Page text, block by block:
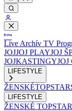
Live Archív TV
JOJJOJ PLAYJOJ
JOJKASTINGYJOJ
LIFESTYLE
ŽENSKÉTOPSTAR
LIFESTYLE
ŽENSKÉ TOPSTAR